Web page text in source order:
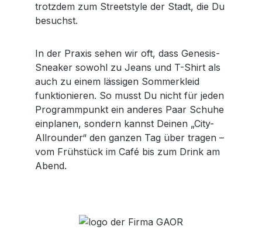
trotzdem zum Streetstyle der Stadt, die Du
besuchst.
In der Praxis sehen wir oft, dass Genesis-
Sneaker sowohl zu Jeans und T-Shirt als
auch zu einem lässigen Sommerkleid
funktionieren. So musst Du nicht für jeden
Programmpunkt ein anderes Paar Schuhe
einplanen, sondern kannst Deinen „City-
Allrounder“ den ganzen Tag über tragen –
vom Frühstück im Café bis zum Drink am
Abend.